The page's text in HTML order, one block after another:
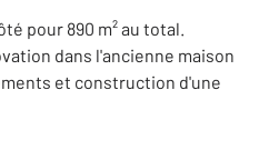
pour 890 m² au total.
dans l'ancienne maison
et construction d'une